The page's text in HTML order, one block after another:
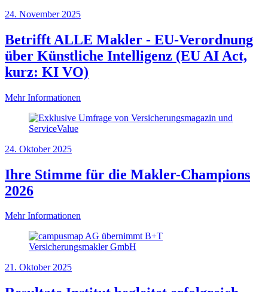
24. November 2025
Betrifft ALLE Makler - EU-Verordnung
über Künstliche Intelligenz (EU AI Act,
kurz: KI VO)
Mehr Informationen
24. Oktober 2025
Ihre Stimme für die Makler-Champions
2026
Mehr Informationen
21. Oktober 2025